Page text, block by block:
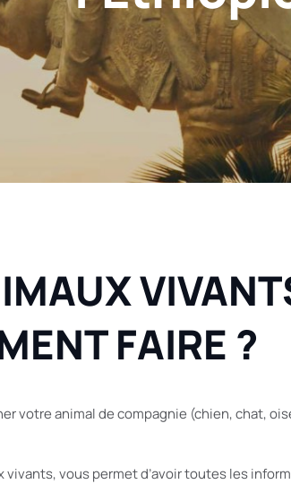
FAIRE ?
votre animal de compagnie (chien, chat,
vivants, vous permet d’avoir toutes les